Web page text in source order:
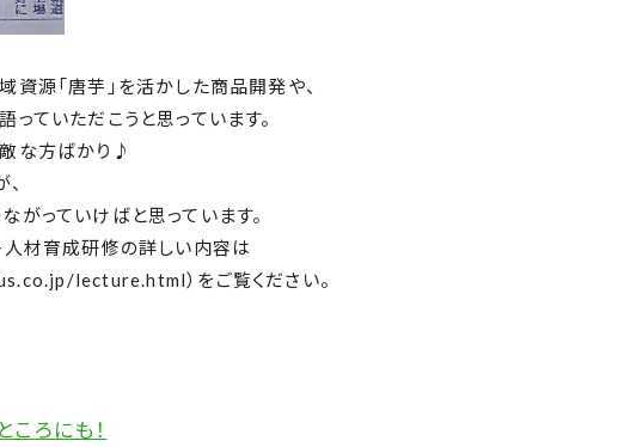
源「唐芋」を活かした商品開発や、
ていただこうと思っています。
な方ばかり♪
がっていけばと思っています。
人材育成研修の詳しい内容は
lecture.html）をご覧ください。
ろにも！